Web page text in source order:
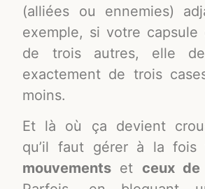
(alliées ou ennemies)
exemple, si votre capsule
de trois autres, elle
exactement de trois
moins.
Et là où ça devient
qu’il faut gérer à la
mouvements et ceux de